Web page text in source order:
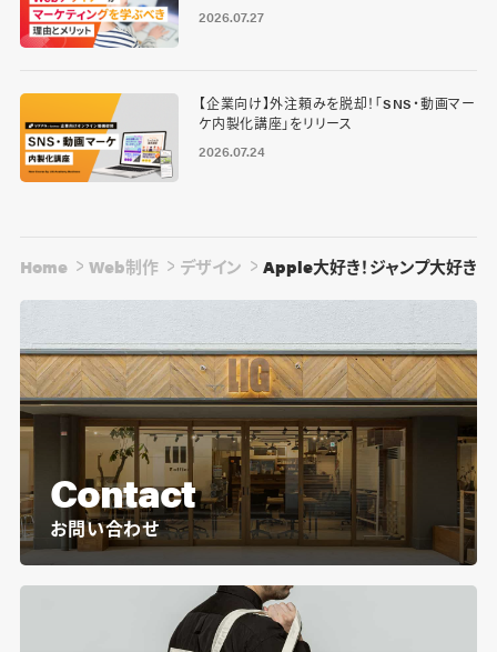
2026.07.27
【企業向け】外注頼みを脱却！「SNS・動画マー
ケ内製化講座」をリリース
2026.07.24
Home Web制作 デザイン Apple大好き！ジャンプ大好き！
Contact
お問い合わせ